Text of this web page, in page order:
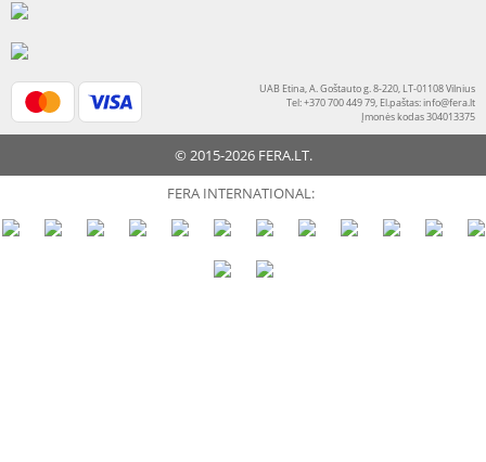
UAB Etina, A. Goštauto g. 8-220, LT-01108 Vilnius
Tel: +370 700 449 79, El.paštas:info@fera.lt
Įmonės kodas 304013375
© 2015-2026 FERA.LT.
FERA INTERNATIONAL: